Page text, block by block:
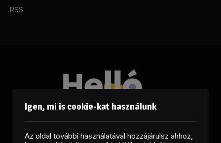
RSS
Igen, mi is cookie-kat használunk
Az oldal további használatával hozzájárulsz ahhoz,